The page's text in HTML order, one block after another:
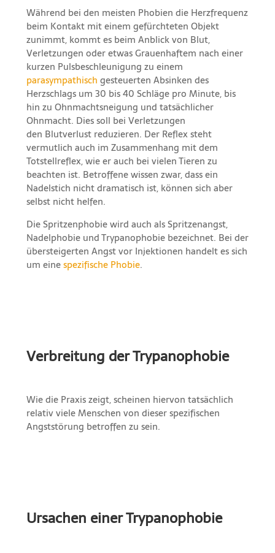
Während bei den meisten Phobien die Herzfrequenz
beim Kontakt mit einem gefürchteten Objekt
zunimmt, kommt es beim Anblick von Blut,
Verletzungen oder etwas Grauenhaftem nach einer
kurzen Pulsbeschleunigung zu einem
parasympathisch gesteuerten Absinken des
Herzschlags um 30 bis 40 Schläge pro Minute, bis
hin zu Ohnmachtsneigung und tatsächlicher
Ohnmacht. Dies soll bei Verletzungen
den Blutverlust reduzieren. Der Reflex steht
vermutlich auch im Zusammenhang mit dem
Totstellreflex, wie er auch bei vielen Tieren zu
beachten ist. Betroffene wissen zwar, dass ein
Nadelstich nicht dramatisch ist, können sich aber
selbst nicht helfen.
Die Spritzenphobie wird auch als Spritzenangst,
Nadelphobie und Trypanophobie bezeichnet. Bei der
übersteigerten Angst vor Injektionen handelt es sich
um einespezifische Phobie.
Verbreitung der Trypanophobie
Wie die Praxis zeigt, scheinen hiervon tatsächlich
relativ viele Menschen von dieser spezifischen
Angststörung betroffen zu sein.
Ursachen einer Trypanophobie